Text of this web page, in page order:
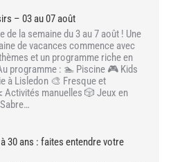
– 03 au 07 août
de la semaine du 3 au 7 août ! Une
de vacances commence avec
et un programme riche en
programme : 🏊 Piscine 🎮 Kids
à Lisledon 🎨 Fresque et
manuelles 🎲 Jeux en
30 ans : faites entendre votre